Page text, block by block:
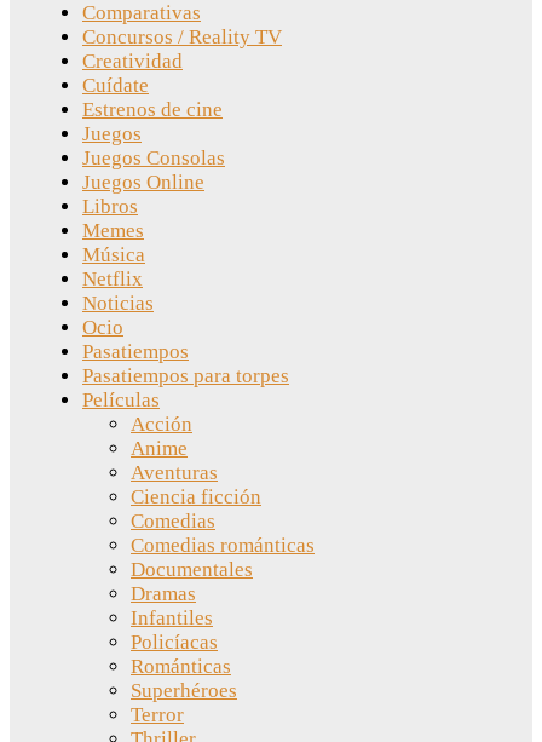
Comparativas
Concursos / Reality TV
Creatividad
Cuídate
Estrenos de cine
Juegos
Juegos Consolas
Juegos Online
Libros
Memes
Música
Netflix
Noticias
Ocio
Pasatiempos
Pasatiempos para torpes
Películas
Acción
Anime
Aventuras
Ciencia ficción
Comedias
Comedias románticas
Documentales
Dramas
Infantiles
Policíacas
Románticas
Superhéroes
Terror